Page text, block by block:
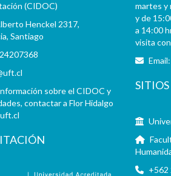
(CIDOC)
Henckel 2317,
Santiago
sobre el CIDOC y
contactar a Flor Hidalgo
martes y
y de
a 14:00
visita
+562